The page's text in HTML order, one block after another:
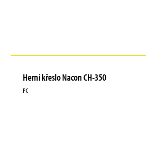
Herní křeslo Nacon CH-350
PC